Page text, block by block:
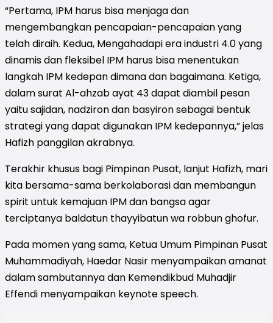
“Pertama, IPM harus bisa menjaga dan
mengembangkan pencapaian-pencapaian yang
telah diraih. Kedua, Mengahadapi era industri 4.0 yang
dinamis dan fleksibel IPM harus bisa menentukan
langkah IPM kedepan dimana dan bagaimana. Ketiga,
dalam surat Al-ahzab ayat 43 dapat diambil pesan
yaitu sajidan, nadziron dan basyiron sebagai bentuk
strategi yang dapat digunakan IPM kedepannya,” jelas
Hafizh panggilan akrabnya.
Terakhir khusus bagi Pimpinan Pusat, lanjut Hafizh, mari
kita bersama-sama berkolaborasi dan membangun
spirit untuk kemajuan IPM dan bangsa agar
terciptanya baldatun thayyibatun wa robbun ghofur.
Pada momen yang sama, Ketua Umum Pimpinan Pusat
Muhammadiyah, Haedar Nasir menyampaikan amanat
dalam sambutannya dan Kemendikbud Muhadjir
Effendi menyampaikan keynote speech.